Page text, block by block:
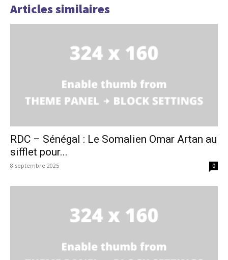
Articles similaires
RDC – Sénégal : Le Somalien Omar Artan au
sifflet pour...
8 septembre 2025 0